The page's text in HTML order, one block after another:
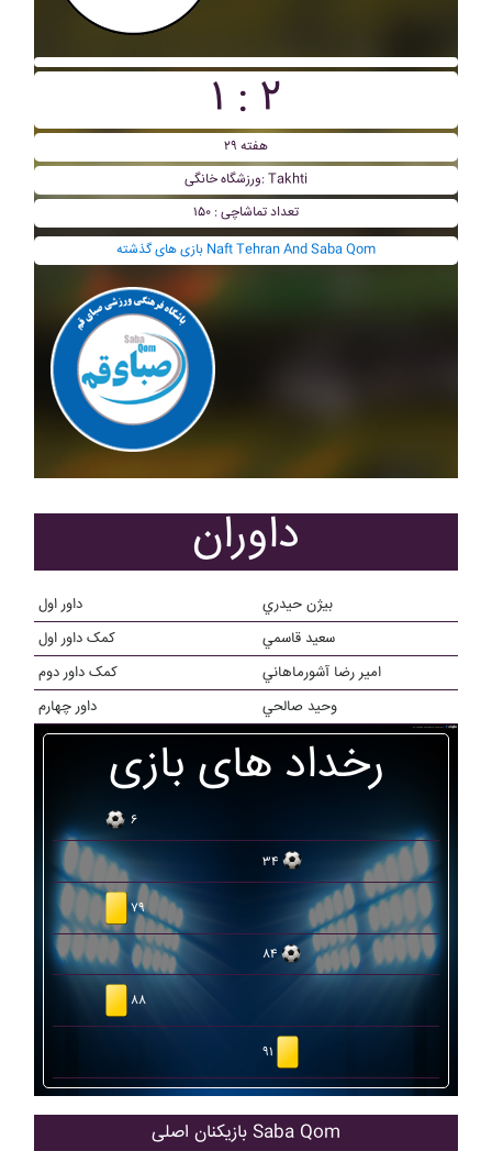
۱ : ۲
هفته ۲۹
ورزشگاه خانگی: Takhti
تعداد تماشاچی : ۱۵۰
بازی های گذشته Naft Tehran And Saba Qom
داوران
داور اول
بيژن حيدري
کمک داور اول
سعيد قاسمي
کمک داور دوم
امير رضا آشورماهاني
داور چهارم
وحيد صالحي
رخداد های بازی
۶
۳۴
۷۹
۸۴
۸۸
۹۱
بازیکنان اصلی Saba Qom